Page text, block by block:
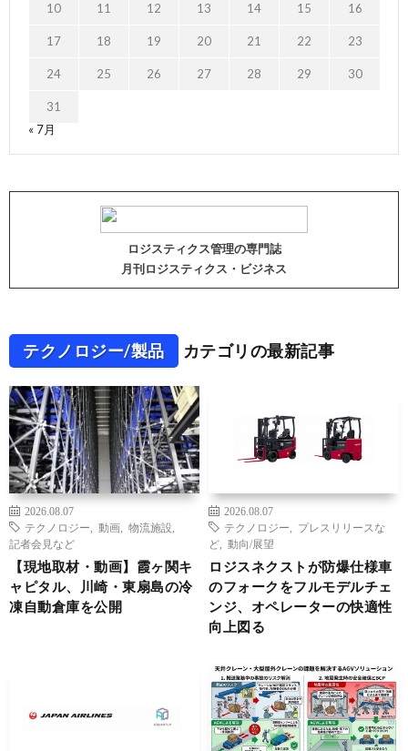
10 11 12 13 14 15 16
17 18 19 20 21 22 23
24 25 26 27 28 29 30
31
« 7月
ロジスティクス管理の専門誌
月刊ロジスティクス・ビジネス
テクノロジー/製品 カテゴリの最新記事
2026.08.07
テクノロジー
動画 物流施設
記者会見など
【現地取材・動画】霞ヶ関キ
ャピタル、川崎・東扇島の冷
凍自動倉庫を公開
2026.08.07
テクノロジー
プレスリリースな
ど
動向/展望
ロジスネクストが防爆仕様車
のフォークをフルモデルチェ
ンジ、オペレーターの快適性
向上図る